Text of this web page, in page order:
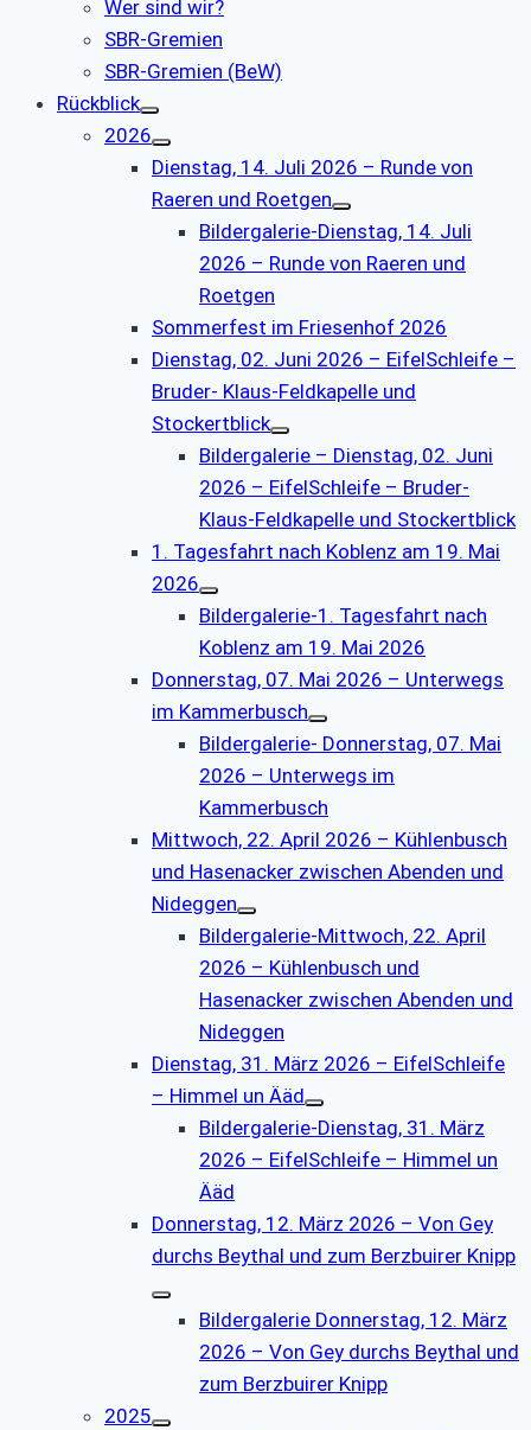
Wer sind wir?
SBR-Gremien
SBR-Gremien (BeW)
Rückblick
2026
Dienstag, 14. Juli 2026 – Runde von
Raeren und Roetgen
Bildergalerie-Dienstag, 14. Juli
2026 – Runde von Raeren und
Roetgen
Sommerfest im Friesenhof 2026
Dienstag, 02. Juni 2026 – EifelSchleife –
Bruder- Klaus-Feldkapelle und
Stockertblick
Bildergalerie – Dienstag, 02. Juni
2026 – EifelSchleife – Bruder-
Klaus-Feldkapelle und Stockertblick
1. Tagesfahrt nach Koblenz am 19. Mai
2026
Bildergalerie-1. Tagesfahrt nach
Koblenz am 19. Mai 2026
Donnerstag, 07. Mai 2026 – Unterwegs
im Kammerbusch
Bildergalerie- Donnerstag, 07. Mai
2026 – Unterwegs im
Kammerbusch
Mittwoch, 22. April 2026 – Kühlenbusch
und Hasenacker zwischen Abenden und
Nideggen
Bildergalerie-Mittwoch, 22. April
2026 – Kühlenbusch und
Hasenacker zwischen Abenden und
Nideggen
Dienstag, 31. März 2026 – EifelSchleife
– Himmel un Ääd
Bildergalerie-Dienstag, 31. März
2026 – EifelSchleife – Himmel un
Ääd
Donnerstag, 12. März 2026 – Von Gey
durchs Beythal und zum Berzbuirer Knipp
Bildergalerie Donnerstag, 12. März
2026 – Von Gey durchs Beythal und
zum Berzbuirer Knipp
2025